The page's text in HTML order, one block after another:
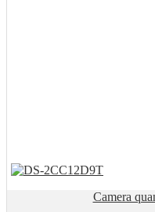
Camera